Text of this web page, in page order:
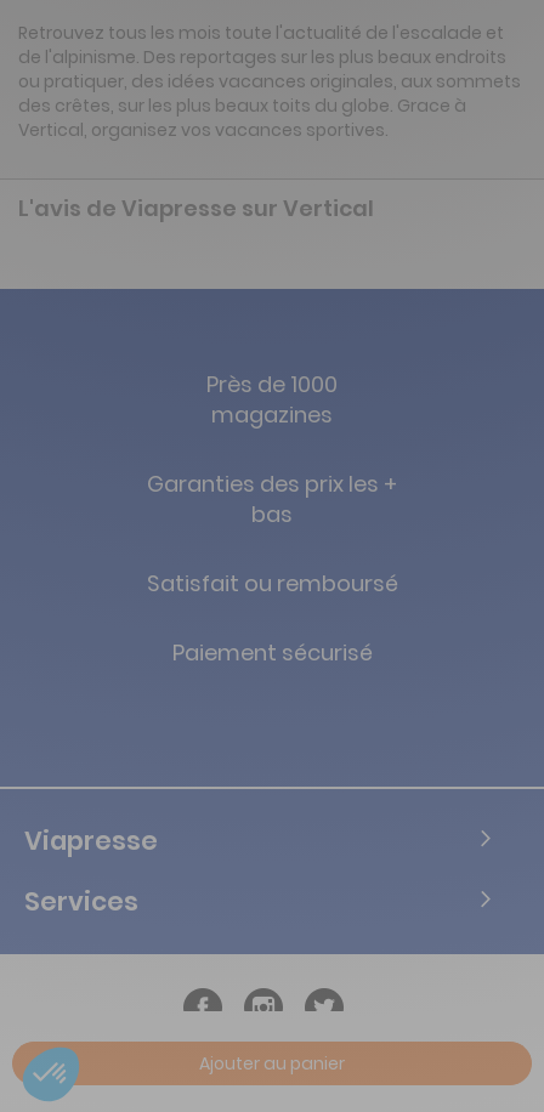
Ajouter au panier
Retrouvez tous les mois toute l'actualité de l'escalade et
de l'alpinisme. Des reportages sur les plus beaux endroits
ou pratiquer, des idées vacances originales, aux sommets
des crêtes, sur les plus beaux toits du globe. Grace à
Vertical, organisez vos vacances sportives.
L'avis de Viapresse sur Vertical
Près de 1000
magazines
Garanties des prix les +
bas
Satisfait ou remboursé
Paiement sécurisé
Viapresse
Services
Copyright © Tous droits réservés Vialife - 2026.